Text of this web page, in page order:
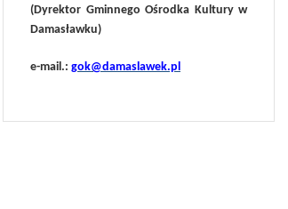
(Dyrektor Gminnego Ośrodka Kultury w
Damasławku)
e-mail.: gok@damaslawek.pl